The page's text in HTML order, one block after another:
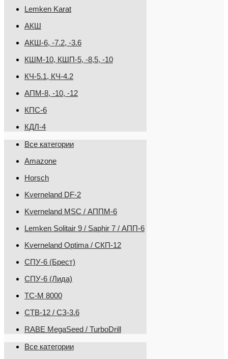
Lemken Karat
АКШ
АКШ-6, -7.2, -3.6
КШМ-10, КШП-5, -8,5, -10
КЧ-5.1, КЧ-4.2
АПМ-8, -10, -12
КПС-6
КДЛ-4
Все категории
Amazone
Horsch
Kverneland DF-2
Kverneland MSC / АППМ-6
Lemken Solitair 9 / Saphir 7 / АПП-6
Kverneland Optima / СКП-12
СПУ-6 (Брест)
СПУ-6 (Лида)
ТС-М 8000
CТВ-12 / СЗ-3.6
RABE MegaSeed / TurboDrill
Все категории